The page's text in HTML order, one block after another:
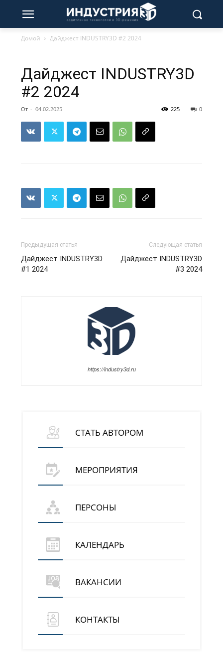
Домой Дайджест INDUSTRY3D #2 2024
Дайджест INDUSTRY3D
#2 2024
От - 04.02.2025 0
225
Предыдущая статья
Дайджест INDUSTRY3D
#1 2024
Следующая статья
Дайджест INDUSTRY3D
#3 2024
https://industry3d.ru
СТАТЬ АВТОРОМ
МЕРОПРИЯТИЯ
ПЕРСОНЫ
КАЛЕНДАРЬ
ВАКАНСИИ
КОНТАКТЫ